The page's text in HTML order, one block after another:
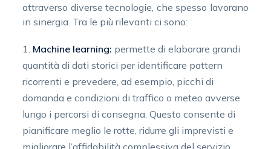
attraverso diverse tecnologie, che spesso lavorano
in sinergia. Tra le più rilevanti ci sono:
Machine learning: permette di elaborare grandi
quantità di dati storici per identificare pattern
ricorrenti e prevedere, ad esempio, picchi di
domanda e condizioni di traffico o meteo avverse
lungo i percorsi di consegna. Questo consente di
pianificare meglio le rotte, ridurre gli imprevisti e